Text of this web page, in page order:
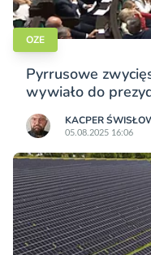
OZE
Pyrrusowe
wywiało do
KACPER
05.08.2025 16:06